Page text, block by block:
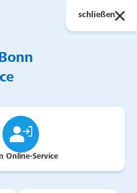
mit
und Käse
schließen
Online-Service